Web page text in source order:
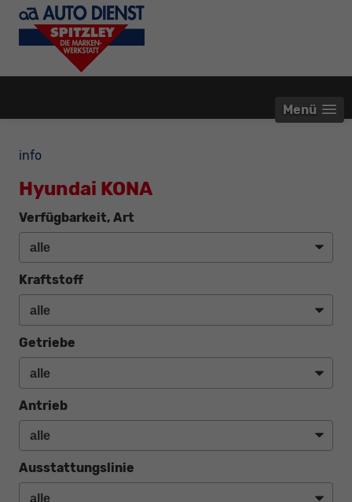
Menü
info
Hyundai KONA
Verfügbarkeit, Art
Kraftstoff
Getriebe
Antrieb
Ausstattungslinie